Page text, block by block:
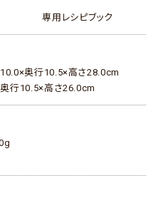
専用レシピブック
10.0×奥行10.5×高さ28.0cm
奥行10.5×高さ26.0cm